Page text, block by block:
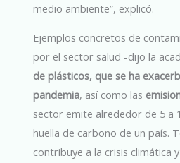
medio ambiente”, explicó.
Ejemplos concretos de
por el sector salud -dijo la
de plásticos, que se ha
pandemia, así como las
sector emite alrededor de 5 a
huella de carbono de un país.
contribuye a la crisis climática